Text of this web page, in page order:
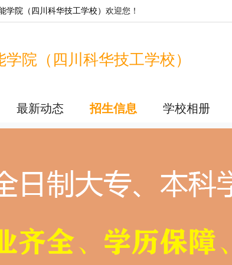
学院（四川科华技工学校） 欢迎您！
院（四川科华技工学校）
最新动态 招生信息 学校相册